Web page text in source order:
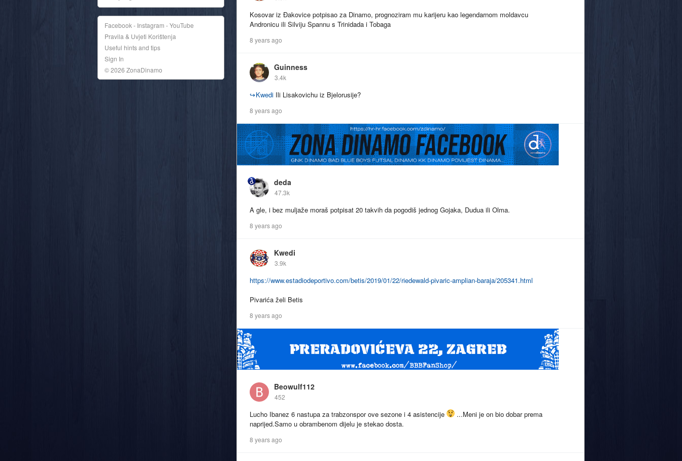
Kosovar iz Đakovice potpisao za Dinamo, prognoziram mu karijeru kao legendarnom moldavcu
Andronicu ili Silviju Spannu s Trinidada i Tobaga
8 years ago
Guinness
3.4k
↪Kwedi Ili Lisakovichu iz Bjelorusije?
8 years ago
deda
47.3k
A gle, i bez muljaže moraš potpisat 20 takvih da pogodiš jednog Gojaka, Dudua ili Olma.
8 years ago
Kwedi
3.9k
https://www.estadiodeportivo.com/betis/2019/01/22/riedewald-pivaric-amplian-baraja/205341.html
Pivarića želi Betis
8 years ago
Beowulf112
452
Lucho Ibanez 6 nastupa za trabzonspor ove sezone i 4 asistencije
...Meni je on bio dobar prema
naprijed.Samo u obrambenom dijelu je stekao dosta.
8 years ago
Facebook - Instagram - YouTube
Pravila & Uvjeti Korištenja
Useful hints and tips
Sign In
© 2026 ZonaDinamo